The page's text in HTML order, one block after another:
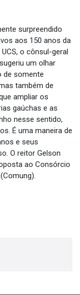
surpreendido
aos 150 anos da
o cônsul-geral
um olhar
de somente
também de
ampliar os
gaúchas e as
nesse sentido,
É uma maneira de
e seus
O reitor Gelson
ao Consórcio